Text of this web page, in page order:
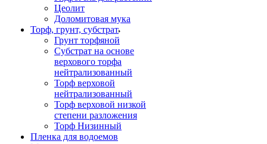
Цеолит
Доломитовая мука
Торф, грунт, субстрат
Грунт торфяной
Субстрат на основе
верхового торфа
нейтрализованный
Торф верховой
нейтрализованный
Торф верховой низкой
степени разложения
Торф Низинный
Пленка для водоемов